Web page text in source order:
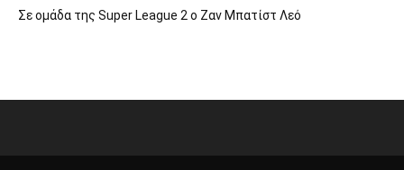
Σε ομάδα της Super League 2 o Ζαν Μπατίστ Λεό